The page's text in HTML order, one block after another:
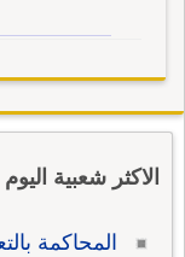
الاكثر شعبية اليوم
المحاكمة